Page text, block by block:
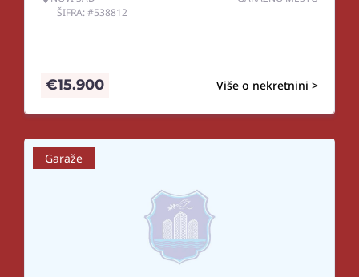
ŠIFRA: #538812
Više o nekretnini >
€15.900
Garaže